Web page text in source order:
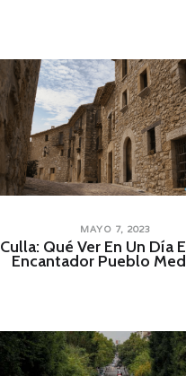
MAYO 7, 2023
Culla: Qué Ver En Un Día
Encantador Pueblo